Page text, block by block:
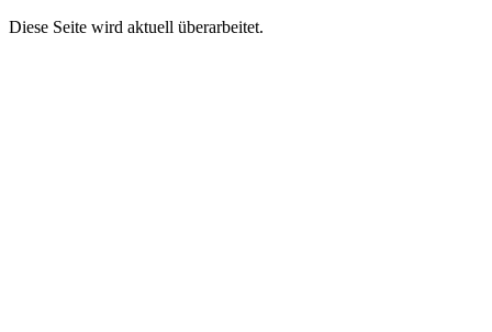
Diese Seite wird aktuell überarbeitet.